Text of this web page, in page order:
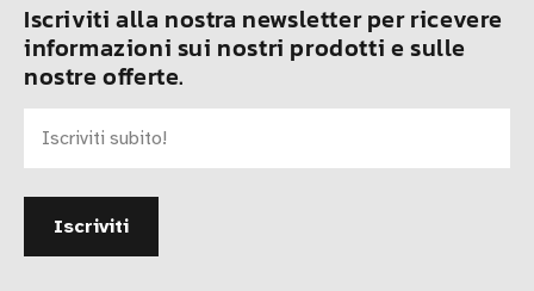
Iscriviti alla nostra newsletter per ricevere
informazioni sui nostri prodotti e sulle
nostre offerte.